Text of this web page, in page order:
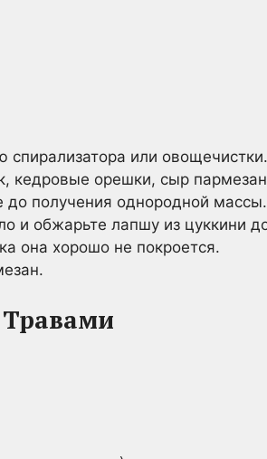
или овощечистки.
кедровые орешки, сыр
до получения однородной массы.
и обжарьте лапшу из цуккини
она хорошо не покроется.